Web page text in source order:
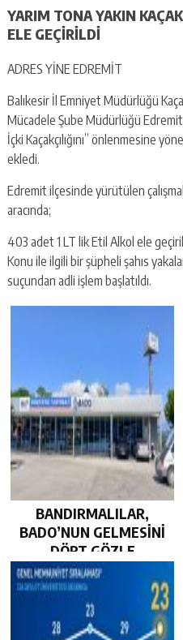
YARIM TONA YAKIN
ELE GEÇİRİLDİ
ADRES YİNE EDREMİT
Balıkesir İl Emniyet Müdürlüğü
Mücadele Şube Müdürlüğü
İçki Kaçakçılığını” önlenmesine
ekledi.
Edremit ilçesinde yürütülen
aracında;
403 adet 1 LT lik Etil Alkol ele
Konu ile ilgili bir şüpheli şahıs
suçundan adli işlem başlatıldı.
BANDIRMALILAR,
BADO’NUN GELMESİNİ
DÖRT GÖZLE
BEKLİYOR…